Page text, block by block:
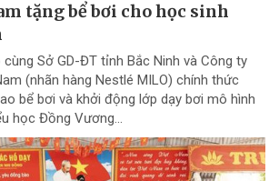
tặng bể bơi cho học sinh
Sở GD-ĐT tỉnh Bắc Ninh và Công ty
(nhãn hàng Nestlé MILO) chính thức
bể bơi và khởi động lớp dạy bơi mô hình
học Đồng Vương...